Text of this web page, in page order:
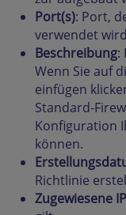
Port(s): Port,
verwendet
Beschreibung:
Wenn Sie auf
einfügen
Standard-
Konfiguration
können.
Richtlinie
Zugewiesene IP